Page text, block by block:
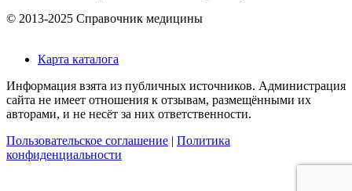
© 2013-2025 Справочник медицины
Карта каталога
Информация взята из публичных источников. Администрация
сайта не имеет отношения к отзывам, размещёнными их
авторами, и не несёт за них ответственности.
Пользовательское соглашение
Политика
конфиденциальности